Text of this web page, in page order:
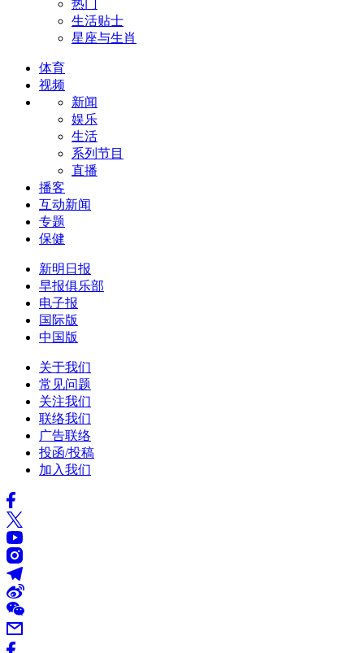
热门
生活贴士
星座与生肖
体育
视频
新闻
娱乐
生活
系列节目
直播
播客
互动新闻
专题
保健
新明日报
早报俱乐部
电子报
国际版
中国版
关于我们
常见问题
关注我们
联络我们
广告联络
投函/投稿
加入我们